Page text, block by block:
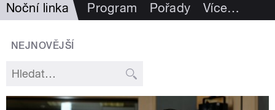
Noční linka Program Pořady Více…
NEJNOVĚJŠÍ